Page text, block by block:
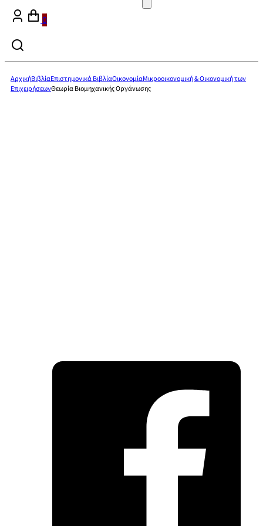
0
ΑρχικήΒιβλίαΕπιστημονικά ΒιβλίαΟικονομίαΜικροοικονομική & Οικονομική των
ΕπιχειρήσεωνΘεωρία Βιομηχανικής Οργάνωσης